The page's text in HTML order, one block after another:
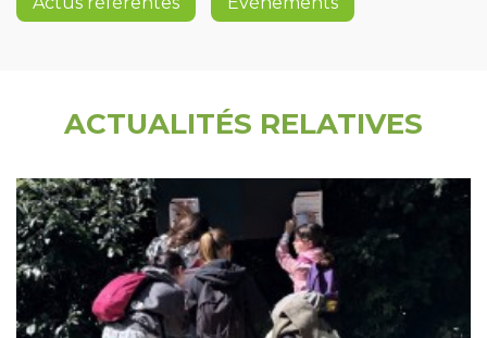
ACTUALITÉS RELATIVES